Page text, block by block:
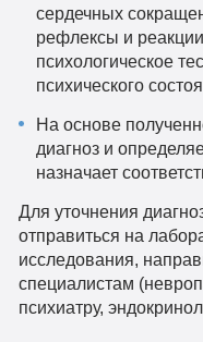
сердечных
рефлексы и
психологическое
психического
На основе
диагноз и
назначает
Для уточнения
отправиться на
исследования,
специалистам
психиатру,